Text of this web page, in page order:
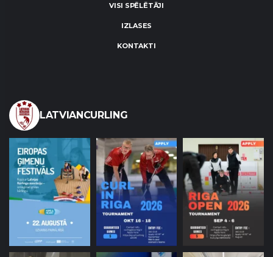
VISI SPĒLĒTĀJI
IZLASES
KONTAKTI
LATVIANCURLING